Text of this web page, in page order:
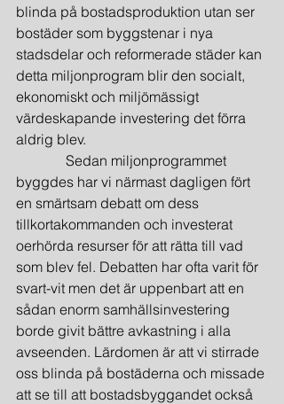
blinda på bostadsproduktion utan ser
bostäder som byggstenar i nya
stadsdelar och reformerade städer kan
detta miljonprogram blir den socialt,
ekonomiskt och miljömässigt
värdeskapande investering det förra
aldrig blev.
Sedan miljonprogrammet
byggdes har vi närmast dagligen fört
en smärtsam debatt om dess
tillkortakommanden och investerat
oerhörda resurser för att rätta till vad
som blev fel. Debatten har ofta varit för
svart-vit men det är uppenbart att en
sådan enorm samhällsinvestering
borde givit bättre avkastning i alla
avseenden. Lärdomen är att vi stirrade
oss blinda på bostäderna och missade
att se till att bostadsbyggandet också